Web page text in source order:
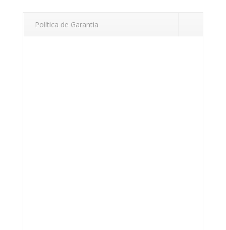
Política de Garantía